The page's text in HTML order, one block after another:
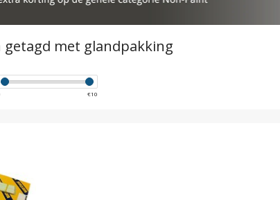
getagd met glandpakking
€10